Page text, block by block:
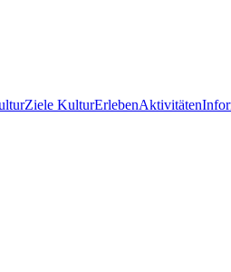
Ziele KulturErlebenAktivitäten